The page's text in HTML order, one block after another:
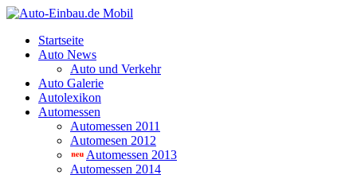
Startseite
Auto News
Auto und Verkehr
Auto Galerie
Autolexikon
Automessen
Automessen 2011
Automesen 2012
Automessen 2013
Automessen 2014